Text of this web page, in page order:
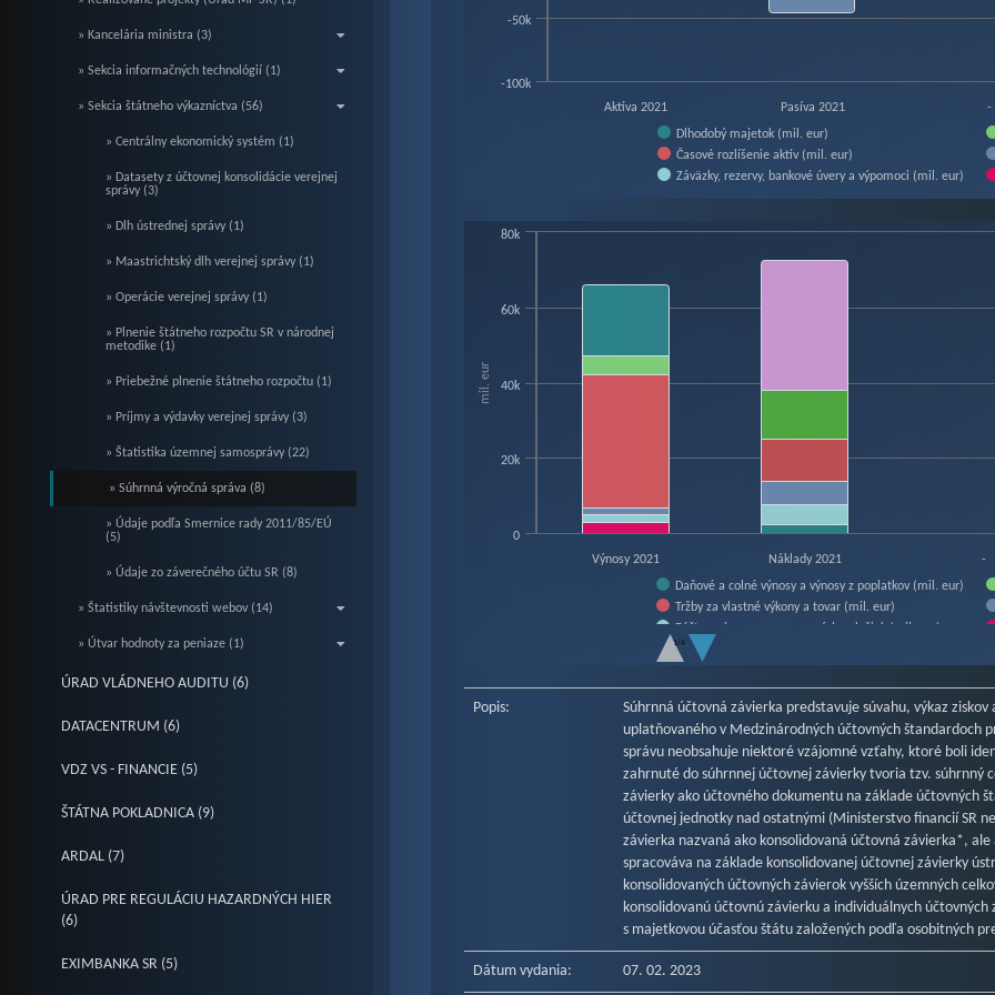
» Kancelária ministra (3)
» Sekcia informačných technológií (1)
» Sekcia štátneho výkazníctva (56)
» Centrálny ekonomický systém (1)
» Datasety z účtovnej konsolidácie verejnej
správy (3)
» Dlh ústrednej správy (1)
» Maastrichtský dlh verejnej správy (1)
» Operácie verejnej správy (1)
» Plnenie štátneho rozpočtu SR v národnej
metodike (1)
» Priebežné plnenie štátneho rozpočtu (1)
» Príjmy a výdavky verejnej správy (3)
» Štatistika územnej samosprávy (22)
» Súhrnná výročná správa (8)
» Údaje podľa Smernice rady 2011/85/EÚ
(5)
» Údaje zo záverečného účtu SR (8)
» Štatistiky návštevnosti webov (14)
» Útvar hodnoty za peniaze (1)
ÚRAD VLÁDNEHO AUDITU (6)
DATACENTRUM (6)
VDZ VS - FINANCIE (5)
ŠTÁTNA POKLADNICA (9)
ARDAL (7)
ÚRAD PRE REGULÁCIU HAZARDNÝCH HIER
(6)
EXIMBANKA SR (5)
Dlhodobý majetok (mil. eur)
Časové rozlíšenie aktív (mil. eur)
Záväzky, rezervy, bankové úvery a výpomoci (mil. eur)
Aktíva 2021 Pasíva 2021 -
-100k
-50k
Chart
Bar chart with 13 data series.
The chart has 1 X axis displaying categories.
The chart has 1 Y axis displaying mil. eur. Data ranges from 0 to 72499.76.
mil. eur
Daňové a colné výnosy a výnosy z poplatkov (mil. eur)
Tržby za vlastné výkony a tovar (mil. eur)
Zúčtovanie rezerv a opravných položiek (mil. eur)
Náklady na transfery (mil. eur)
Ostatné náklady na prevádzkovú činnosť (mil. eur)
Dane a poplatky (mil. eur)
1/4
Výnosy 2021 Náklady 2021 -
0
20k
40k
60k
80k
Popis:
Súhrnná účtovná závierka predstavuje súvahu, výkaz
uplatňovaného v Medzinárodných účtovných štandardoch
správu neobsahuje niektoré vzájomné vzťahy, ktoré boli
zahrnuté do súhrnnej účtovnej závierky tvoria tzv. súhrnný
závierky ako účtovného dokumentu na základe účtovných
účtovnej jednotky nad ostatnými (Ministerstvo financií SR
závierka nazvaná ako konsolidovaná účtovná závierka*,
spracováva na základe konsolidovanej účtovnej závierky
konsolidovaných účtovných závierok vyšších územných
konsolidovanú účtovnú závierku a individuálnych
s majetkovou účasťou štátu založených podľa osobitných
Dátum vydania: 07. 02. 2023